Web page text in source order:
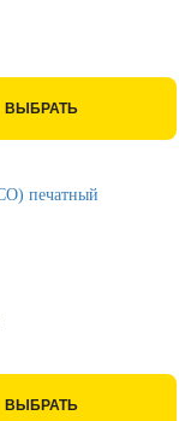
ВЫБРАТЬ
ВЫБРАТЬ